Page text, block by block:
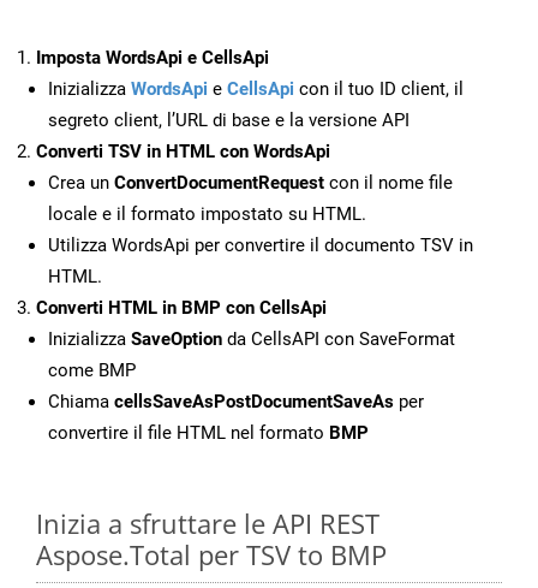
Imposta WordsApi e CellsApi
Inizializza WordsApi e CellsApi con il tuo ID client, il
segreto client, l’URL di base e la versione API
Converti TSV in HTML con WordsApi
Crea un ConvertDocumentRequest con il nome file
locale e il formato impostato su HTML.
Utilizza WordsApi per convertire il documento TSV in
HTML.
Converti HTML in BMP con CellsApi
Inizializza SaveOption da CellsAPI con SaveFormat
come BMP
Chiama cellsSaveAsPostDocumentSaveAs per
convertire il file HTML nel formato BMP
Inizia a sfruttare le API REST
Aspose.Total per TSV to BMP